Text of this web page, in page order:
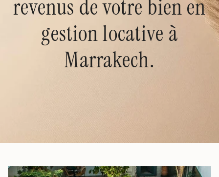
revenus de votre bien en
gestion locative à
Marrakech.